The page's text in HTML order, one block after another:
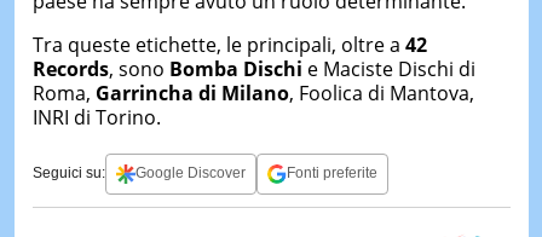
Tra queste etichette, le principali, oltre a 42
Records, sono Bomba Dischi e Maciste Dischi di
Roma, Garrincha di Milano, Foolica di Mantova,
INRI di Torino.
Seguici su: Google Discover Fonti preferite